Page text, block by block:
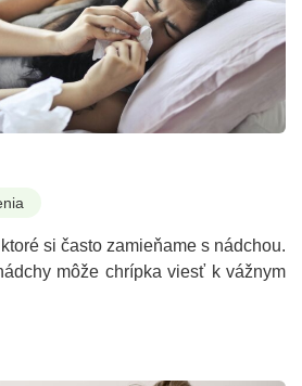
si často zamieňame s nádchou.
môže chrípka viesť k vážnym